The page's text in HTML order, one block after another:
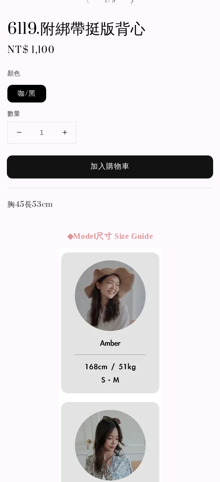
6119.附綁帶挺版背心
Regular
NT$ 1,100
顏色
咖/黑
數量
加入購物車
胸45長53cm
◆Model尺寸 Size Guide